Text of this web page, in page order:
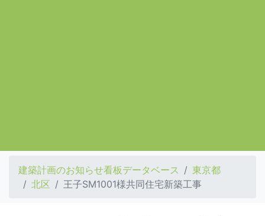
建築計画のお知らせ看板データベース
東京都
北区
王子SM1001様共同住宅新築工事